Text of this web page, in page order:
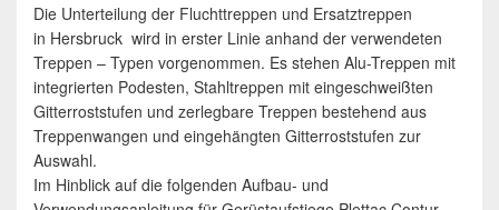
Die Unterteilung der Fluchttreppen und Ersatztreppen
in Hersbruck wird in erster Linie anhand der verwendeten
Treppen – Typen vorgenommen. Es stehen Alu-Treppen mit
integrierten Podesten, Stahltreppen mit eingeschweißten
Gitterroststufen und zerlegbare Treppen bestehend aus
Treppenwangen und eingehängten Gitterroststufen zur
Auswahl.
Im Hinblick auf die folgenden Aufbau- und